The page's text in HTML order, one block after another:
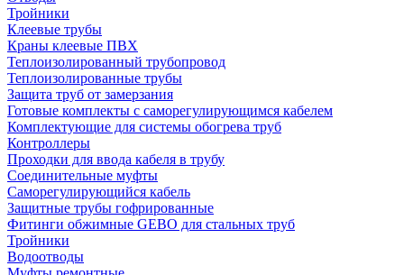
Тройники
Клеевые трубы
Краны клеевые ПВХ
Теплоизолированный трубопровод
Теплоизолированные трубы
Защита труб от замерзания
Готовые комплекты с саморегулирующимся кабелем
Комплектующие для системы обогрева труб
Контроллеры
Проходки для ввода кабеля в трубу
Соединительные муфты
Саморегулирующийся кабель
Защитные трубы гофрированные
Фитинги обжимные GEBO для стальных труб
Тройники
Водоотводы